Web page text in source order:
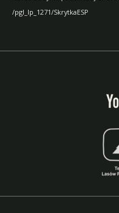
/pgl_lp_1271/SkrytkaESP